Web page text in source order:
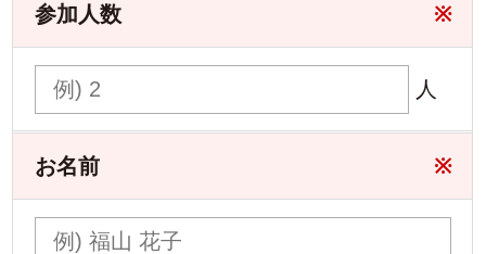
参加人数 ※
人
お名前 ※